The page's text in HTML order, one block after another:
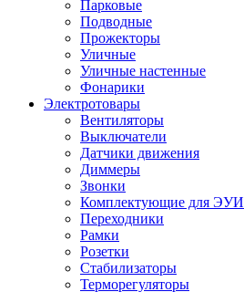
Парковые
Подводные
Прожекторы
Уличные
Уличные настенные
Фонарики
Электротовары
Вентиляторы
Выключатели
Датчики движения
Диммеры
Звонки
Комплектующие для ЭУИ
Переходники
Рамки
Розетки
Стабилизаторы
Терморегуляторы